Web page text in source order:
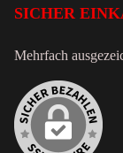
SICHER
Mehrfach